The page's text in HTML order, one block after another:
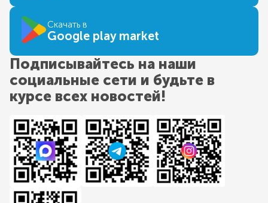
Скачать в
Google play market
Подписывайтесь на наши
социальные сети и будьте в
курсе всех новостей!